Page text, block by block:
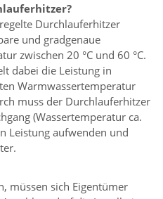
Durchlauferhitzer
und gradgenaue
zwischen 20 °C und 60 °C.
dabei die Leistung in
Warmwassertemperatur
muss der Durchlauferhitzer
(Wassertemperatur ca.
Leistung aufwenden und
müssen sich Eigentümer